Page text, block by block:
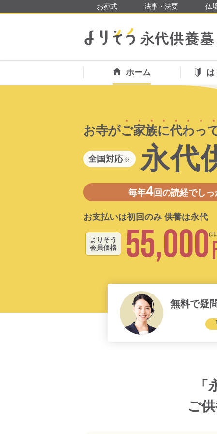
お葬式 法事・法要 仏
ホーム は
お寺がご家族に代わっ
全国対応 ※ 永代
毎年4回の読経でしっ
お支払いは初回のみ 供養は永代
よりそう
会員価格
55,000(
無料で疑
ご